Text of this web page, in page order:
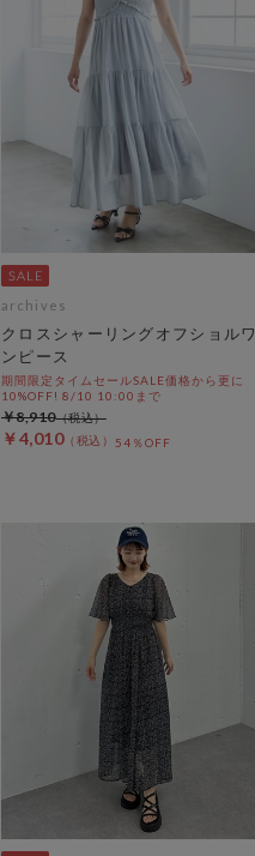
archives
クロスシャーリングオフショルワ
ンピース
期間限定タイムセールSALE価格から更に
10%OFF! 8/10 10:00まで
￥4,010 54％OFF
￥8,910